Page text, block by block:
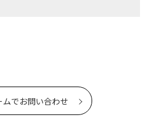
ムでお問い合わせ